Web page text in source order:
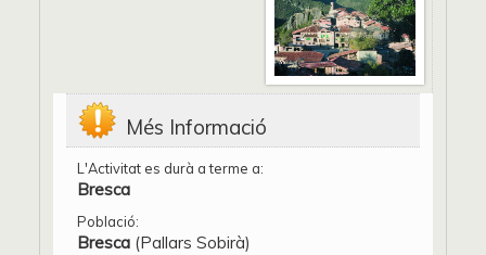
Més Informació
L'Activitat es durà a terme a:
Bresca
Població:
Bresca (Pallars Sobirà)